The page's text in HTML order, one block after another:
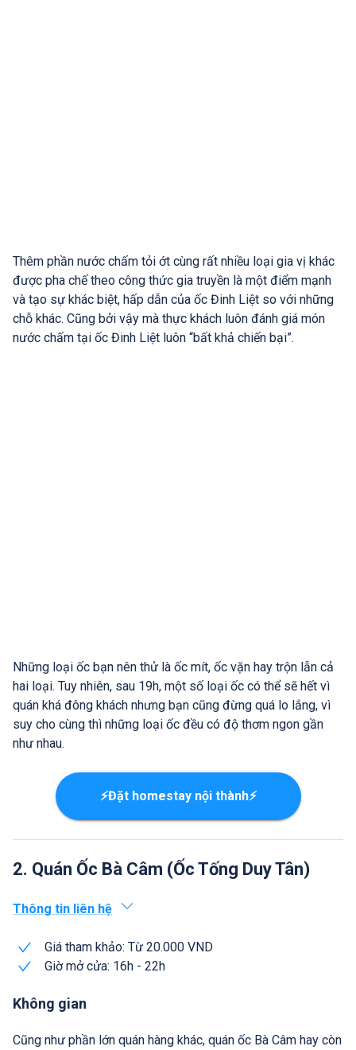
Thêm phần nước chấm tỏi ớt cùng rất nhiều loại gia vị khác
được pha chế theo công thức gia truyền là một điểm mạnh
và tạo sự khác biệt, hấp dẫn của ốc Đinh Liệt so với những
chỗ khác. Cũng bởi vậy mà thực khách luôn đánh giá món
nước chấm tại ốc Đinh Liệt luôn “bất khả chiến bại”.
Những loại ốc bạn nên thử là ốc mít, ốc vặn hay trộn lẫn cả
hai loại. Tuy nhiên, sau 19h, một số loại ốc có thể sẽ hết vì
quán khá đông khách nhưng bạn cũng đừng quá lo lắng, vì
suy cho cùng thì những loại ốc đều có độ thơm ngon gần
như nhau.
⚡Đặt homestay nội thành⚡
2. Quán Ốc Bà Câm (Ốc Tống Duy Tân)
Thông tin liên hệ
Giá tham khảo: Từ 20.000 VND
Giờ mở cửa: 16h - 22h
Không gian
Cũng như phần lớn quán hàng khác, quán ốc Bà Câm hay còn